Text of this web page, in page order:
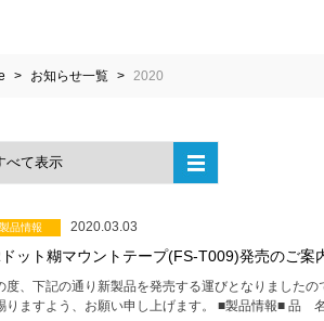
お知らせ一覧 2020
製品情報 2020.03.03
ット糊マウントテープ(FS-T009)発売のご案
度、下記の通り新製品を発売する運びとなりました
りますよう、お願い申し上げます。 ■製品情報■ 品